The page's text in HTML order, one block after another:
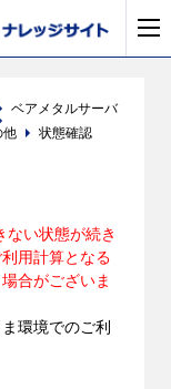
ベアメタルサーバ
他 状態確認
ない状態が続き
用計算となる
合がございま
環境でのご利